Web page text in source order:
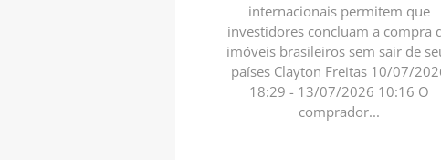
internacionais permitem que
investidores concluam a compra
imóveis brasileiros sem sair de
países Clayton Freitas 10/07/
18:29 - 13/07/2026 10:16 O
comprador...